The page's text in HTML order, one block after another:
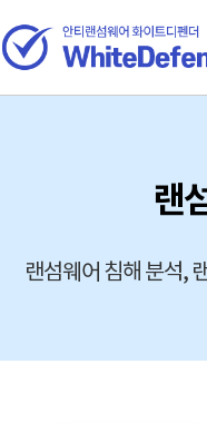
랜
랜섬웨어 침해 분석,